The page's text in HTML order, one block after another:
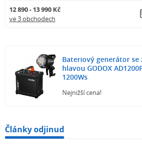
12 890 - 13 990 Kč
ve 3 obchodech
Bateriový generátor se
hlavou GODOX
1200Ws
Nejnižší cena!
Články odjinud